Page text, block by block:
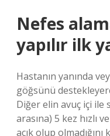
Nefes
yapılır ilk
Hastanın yanında
göğsünü
Diğer elin avuç içi ile
arasına) 5 kez hızlı
açık olup